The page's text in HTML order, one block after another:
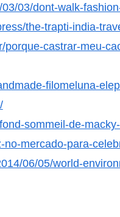
03/dont-walk-
the-trapti-india-
porque-castrar-meu-
filomeluna-
sommeil-de-
mercado-para-
06/05/world-